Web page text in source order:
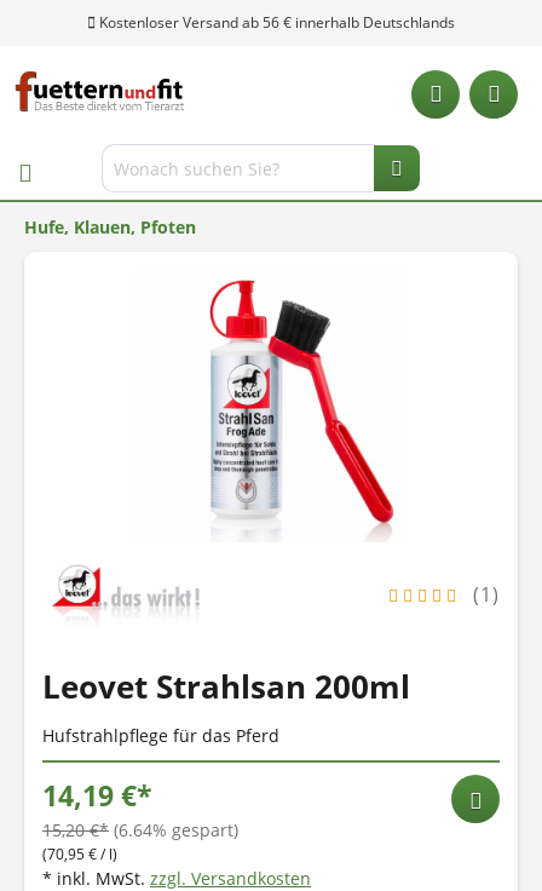
Kostenloser Versand ab 56 € innerhalb Deutschlands
Hufe, Klauen, Pfoten
(1)
Leovet Strahlsan 200ml
Hufstrahlpflege für das Pferd
14,19 €*
15,20 €* (6.64% gespart)
(70,95 € / l)
* inkl. MwSt. zzgl. Versandkosten